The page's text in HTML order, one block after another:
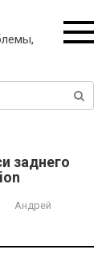
заднего
Андрей